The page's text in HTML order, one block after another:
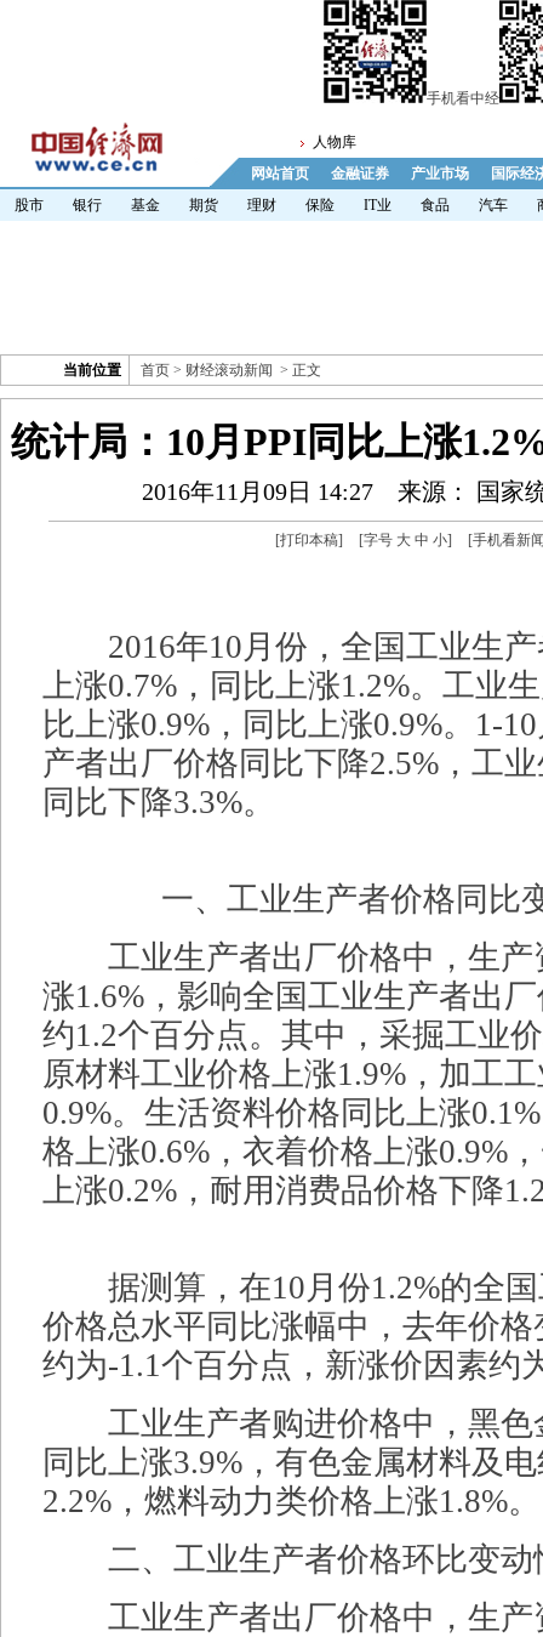
手机看中经
人物库
网站首页
金融证券 产业市场
国际经
股市
银行 基金 期货 理财 保险 IT业 食品 汽车
当前位置 首页 > 财经滚动新闻 > 正文
统计局：10月PPI同比上涨
2016年11月09日 14:27 来源： 国家
[打印本稿] [字号 大 中 小] [手机看新
2016年10月份，全国工业生产
上涨0.7%，同比上涨1.2%。工业
比上涨0.9%，同比上涨0.9%。1-
产者出厂价格同比下降2.5%，工
同比下降3.3%。
一、工业生产者价格同比
工业生产者出厂价格中，生产
涨1.6%，影响全国工业生产者出
约1.2个百分点。其中，采掘工业
原材料工业价格上涨1.9%，加工
0.9%。生活资料价格同比上涨
格上涨0.6%，衣着价格上涨0.9%
上涨0.2%，耐用消费品价格下降
据测算，在10月份1.2%的全国
价格总水平同比涨幅中，去年价
约为-1.1个百分点，新涨价因素约
工业生产者购进价格中，黑色
同比上涨3.9%，有色金属材料及
2.2%，燃料动力类价格上涨1.8%。
二、工业生产者价格环比变动
工业生产者出厂价格中，生产